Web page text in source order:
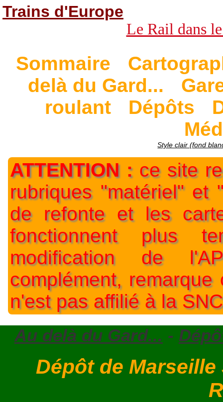
Trains d'Europe
Le Rail dans
Sommaire
delà du Gard...
roulant
Dépôts
Style clair (fond
ATTENTION :ce site
rubriques "matériel" et
de refonte et les
fonctionnent plus
modification de
complément,
n'est pas affilié à la
Au delà du Gard... -
Dépôt de